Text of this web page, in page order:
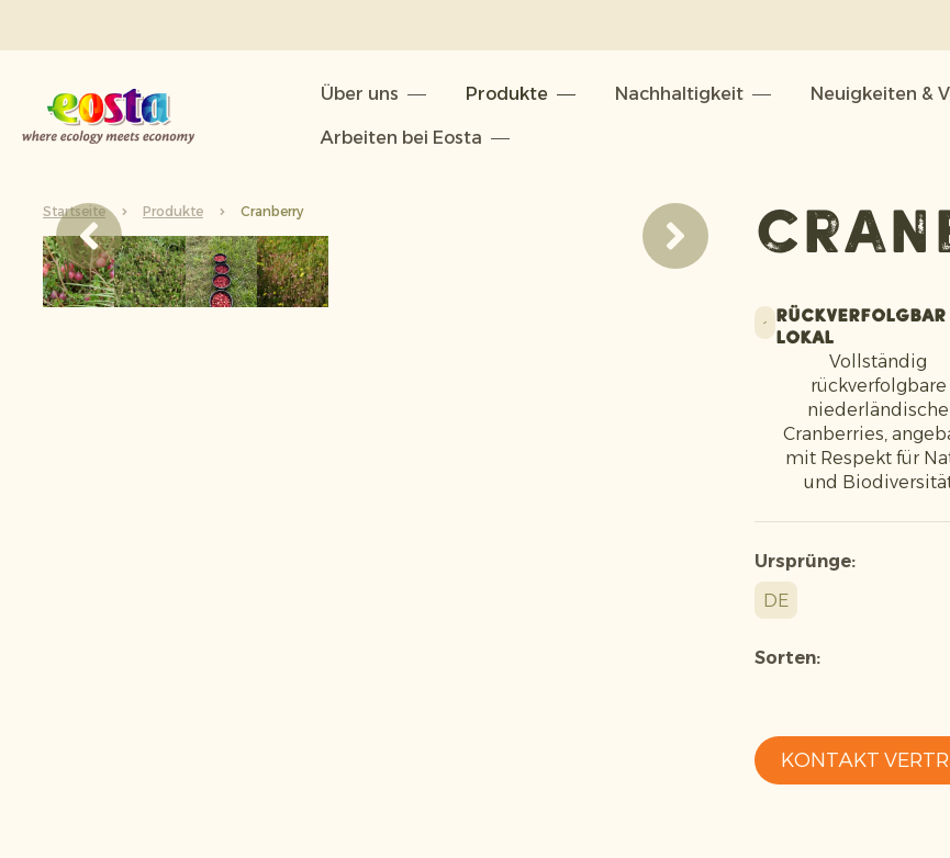
Über uns Produkte Nachhaltigkeit Neuigkeiten &
Arbeiten bei Eosta
Über uns
Produkte
Neuigkeiten & Veröffentlichungen
Arbeiten bei Eosta
Startseite Produkte Cranberry
Rückverfolgbar
Lokal
Vollständig
rückverfolgbare
niederländische
Cranberries,
mit Respekt für
und
Ursprünge:
DE
Sorten:
KONTAKT